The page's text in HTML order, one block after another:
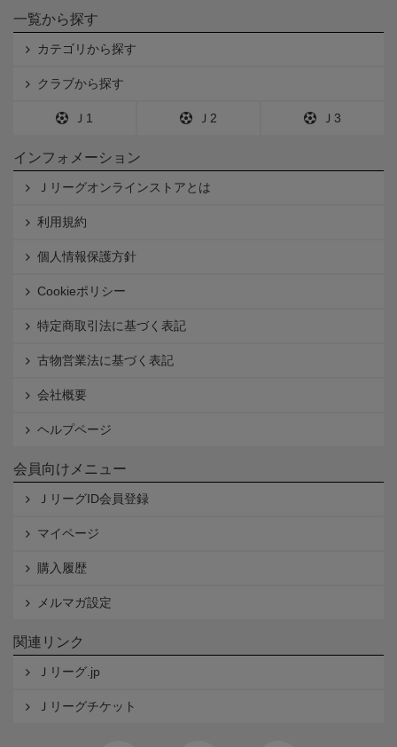
一覧から探す
カテゴリから探す
クラブから探す
Ｊ1 Ｊ2 Ｊ3
インフォメーション
Ｊリーグオンラインストアとは
利用規約
個人情報保護方針
Cookieポリシー
特定商取引法に基づく表記
古物営業法に基づく表記
会社概要
ヘルプページ
会員向けメニュー
ＪリーグID会員登録
マイページ
購入履歴
メルマガ設定
関連リンク
Ｊリーグ.jp
Ｊリーグチケット